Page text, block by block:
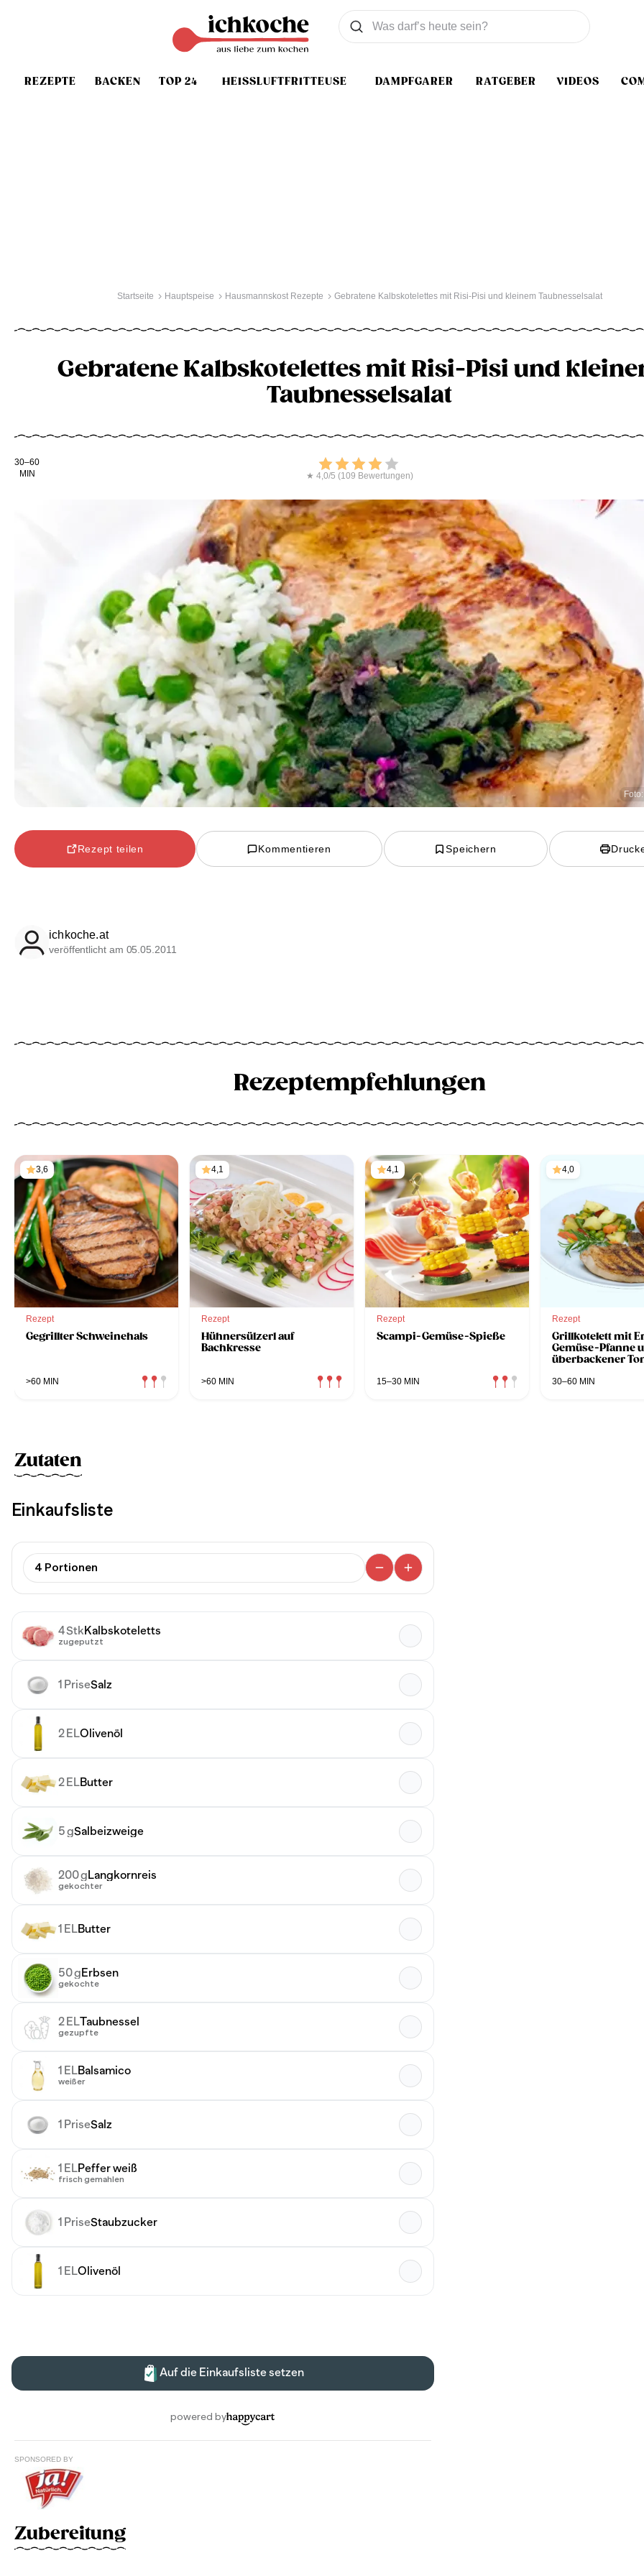
REZEPTE BACKEN TOP 24 HEISSLUFTFRITTEUSE DAMPFGARER RATGEBER VIDEOS
Was wollen Sie suchen
Suchen
Startseite Hauptspeise Hausmannskost Rezepte Gebratene Kalbskotelettes mit Risi-Pisi und kleinem Taubnesselsalat
Gebratene Kalbskotelettes mit Risi-Pisi und
Taubnesselsalat
Kochdauer
30–60
MIN
Bewerten
★ 4,0/5 (109 Bewertungen)
Rezept teilen Kommentieren Speichern
ichkoche.at
veröffentlicht am 05.05.2011
Rezeptempfehlungen
3,6
Rezept
Gegrillter Schweinehals
>60 MIN
4,1
Rezept
Hühnersülzerl auf
Bachkresse
>60 MIN
4,1
Rezept
Scampi-Gemüse-Spieße
15–30 MIN
4,0
Rezept
Grillkotelett mit
Gemüse-Pfanne
überbackener
30–60 MIN
Zutaten
SPONSORED BY
Zubereitung